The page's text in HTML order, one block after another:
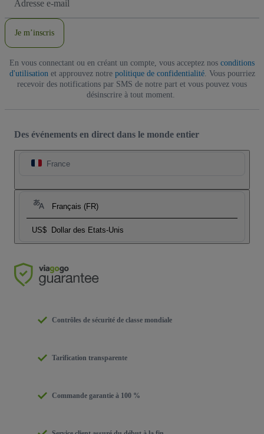
e-
Je m’inscris
En vous connectant ou en créant un compte, vous acceptez nos conditions
d'utilisation et approuvez notre politique de confidentialité. Vous pourriez
recevoir des notifications par SMS de notre part et vous pouvez vous
désinscrire à tout moment.
Des événements en direct dans le monde entier
France
Français (FR)
US$ Dollar des Etats-Unis
Contrôles de sécurité de classe mondiale
Tarification transparente
Commande garantie à 100 %